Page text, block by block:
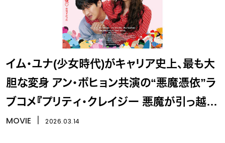
イム・ユナ(少女時代)がキャリア史上、最も大
胆な変身 アン・ボヒョン共演の“悪魔憑依”ラ
ブコメ『プリティ・クレイジー 悪魔が引っ越し
てきた』
MOVIE 2026.03.14